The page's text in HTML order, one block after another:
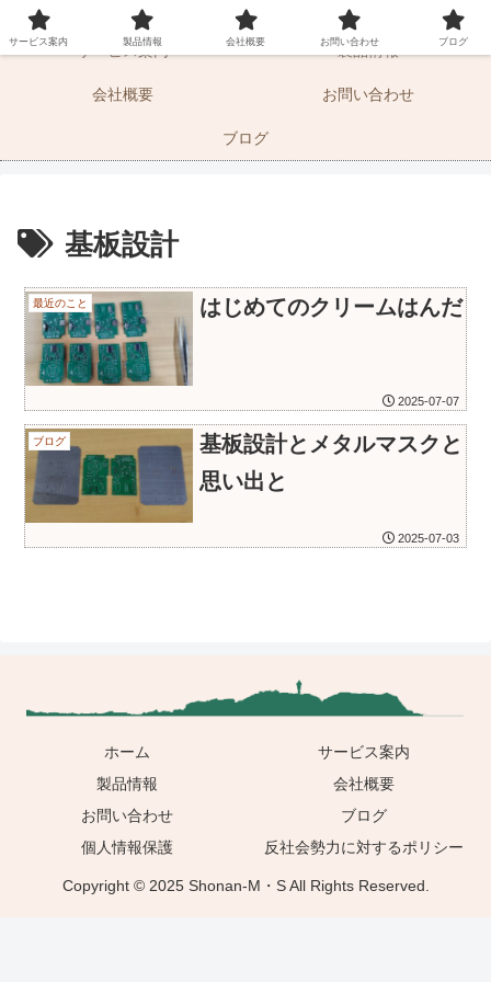
マーケティングサポートとドキュメントの湘南エムエス
サービス案内 製品情報
会社概要 お問い合わせ
ブログ
基板設計
最近のこと はじめてのクリームはんだ
2025-07-07
ブログ
基板設計とメタルマスクと
思い出と
2025-07-03
ホーム
サービス案内
製品情報
会社概要
お問い合わせ
ブログ
個人情報保護
反社会勢力に対するポリシー
Copyright © 2025 Shonan-M・S All Rights Reserved.
サービス案内 製品情報 会社概要 お問い合わせ ブログ